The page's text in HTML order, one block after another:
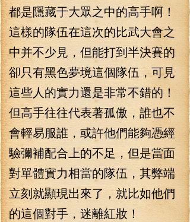
都是隱藏于大眾之中的高手啊！
這樣的隊伍在這次的比武大會之
中并不少見，但能打到半決賽的
卻只有黑色夢境這個隊伍，可見
這些人的實力還是非常不錯的！
但高手往往代表著孤傲，誰也不
會輕易服誰，或許他們能夠憑經
驗彌補配合上的不足，但是當面
對單體實力相當的隊伍，其弊端
立刻就顯現出來了，就比如他們
的這個對手，迷離紅妝！